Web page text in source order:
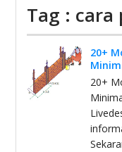
Tag : cara
20+
20+